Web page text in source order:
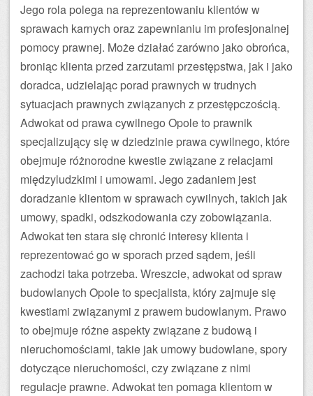
Jego rola polega na reprezentowaniu klientów w
sprawach karnych oraz zapewnianiu im profesjonalnej
pomocy prawnej. Może działać zarówno jako obrońca,
broniąc klienta przed zarzutami przestępstwa, jak i jako
doradca, udzielając porad prawnych w trudnych
sytuacjach prawnych związanych z przestępczością.
Adwokat od prawa cywilnego Opole to prawnik
specjalizujący się w dziedzinie prawa cywilnego, które
obejmuje różnorodne kwestie związane z relacjami
międzyludzkimi i umowami. Jego zadaniem jest
doradzanie klientom w sprawach cywilnych, takich jak
umowy, spadki, odszkodowania czy zobowiązania.
Adwokat ten stara się chronić interesy klienta i
reprezentować go w sporach przed sądem, jeśli
zachodzi taka potrzeba. Wreszcie, adwokat od spraw
budowlanych Opole to specjalista, który zajmuje się
kwestiami związanymi z prawem budowlanym. Prawo
to obejmuje różne aspekty związane z budową i
nieruchomościami, takie jak umowy budowlane, spory
dotyczące nieruchomości, czy związane z nimi
regulacje prawne. Adwokat ten pomaga klientom w